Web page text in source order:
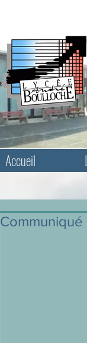
Accueil